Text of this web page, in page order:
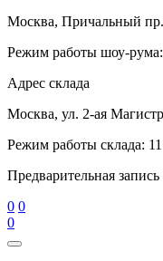
Москва, Причальный
Режим работы шоу-
Адрес склада
Москва, ул. 2-ая
Режим работы склада:
Предварительная
0 0
0